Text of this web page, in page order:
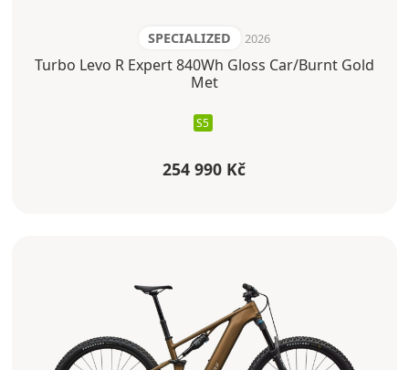
SPECIALIZED 2026
Turbo Levo R Expert 840Wh Gloss Car/Burnt Gold
Met
S5
254 990 Kč